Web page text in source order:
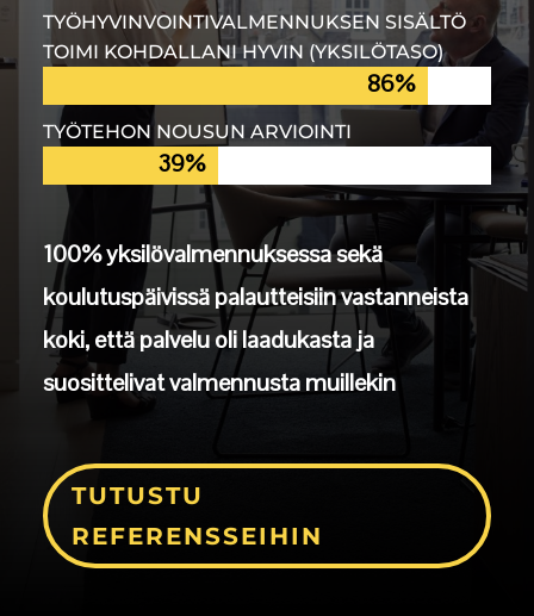
TYÖHYVINVOINTIVALMENNUKSEN SISÄLTÖ
TOIMI KOHDALLANI HYVIN (YKSILÖTASO)
86%
86%
TYÖTEHON NOUSUN ARVIOINTI
39%
39%
100% yksilövalmennuksessa sekä
koulutuspäivissä palautteisiin vastanneista
koki, että palvelu oli laadukasta ja
suosittelivat valmennusta muillekin
TUTUSTU
REFERENSSEIHIN